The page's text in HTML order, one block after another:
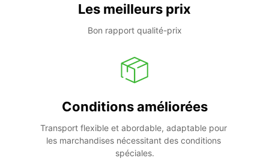
Les meilleurs prix
Bon rapport qualité-prix
Conditions améliorées
Transport flexible et abordable, adaptable pour
les marchandises nécessitant des conditions
spéciales.